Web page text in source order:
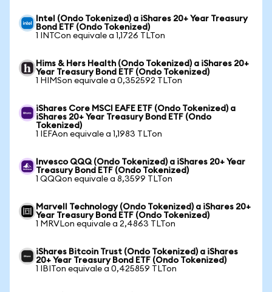
Intel (Ondo Tokenized) a iShares 20+ Year Treasury
Bond ETF (Ondo Tokenized)
1 INTCon equivale a 1,1726 TLTon
Hims & Hers Health (Ondo Tokenized) a iShares 20+
Year Treasury Bond ETF (Ondo Tokenized)
1 HIMSon equivale a 0,352592 TLTon
iShares Core MSCI EAFE ETF (Ondo Tokenized) a
iShares 20+ Year Treasury Bond ETF (Ondo
Tokenized)
1 IEFAon equivale a 1,1983 TLTon
Invesco QQQ (Ondo Tokenized) a iShares 20+ Year
Treasury Bond ETF (Ondo Tokenized)
1 QQQon equivale a 8,3599 TLTon
Marvell Technology (Ondo Tokenized) a iShares 20+
Year Treasury Bond ETF (Ondo Tokenized)
1 MRVLon equivale a 2,4863 TLTon
iShares Bitcoin Trust (Ondo Tokenized) a iShares
20+ Year Treasury Bond ETF (Ondo Tokenized)
1 IBITon equivale a 0,425859 TLTon